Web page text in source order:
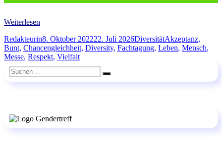
Weiterlesen
Autor
RedakteurinVeröffentlicht
am
8. Oktober 202222. Juli 2026Kategorien
DiversitätSchlagwörter
Akzeptanz,
Bunt, Chancengleichheit, Diversity, Fachtagung, Leben, Mensch,
Messe, Respekt, Vielfalt
Suchen
nach:
Suchen